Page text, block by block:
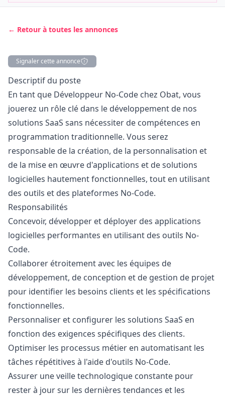
← Retour à toutes les annonces
Signaler cette annonce
Description
Descriptif du poste
En tant que Développeur No-Code chez Obat, vous
jouerez un rôle clé dans le développement de nos
solutions SaaS sans nécessiter de compétences en
programmation traditionnelle. Vous serez
responsable de la création, de la personnalisation et
de la mise en œuvre d'applications et de solutions
logicielles hautement fonctionnelles, tout en utilisant
des outils et des plateformes No-Code.
Responsabilités
Concevoir, développer et déployer des applications
logicielles performantes en utilisant des outils No-
Code.
Collaborer étroitement avec les équipes de
développement, de conception et de gestion de projet
pour identifier les besoins clients et les spécifications
fonctionnelles.
Personnaliser et configurer les solutions SaaS en
fonction des exigences spécifiques des clients.
Optimiser les processus métier en automatisant les
tâches répétitives à l'aide d'outils No-Code.
Assurer une veille technologique constante pour
rester à jour sur les dernières tendances et les